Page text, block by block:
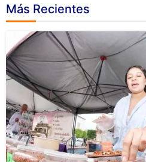
Más Recientes